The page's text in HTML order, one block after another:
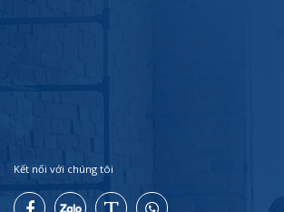
Kết nối với chúng tôi